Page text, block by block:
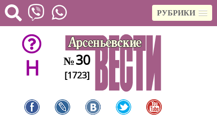
РУБРИКИ
H №30
[1723]